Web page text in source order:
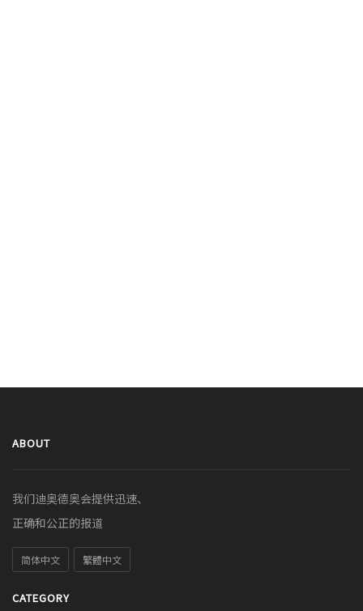
ABOUT
我们迪奥德奥会提供迅速、
正确和公正的报道
简体中文 繁體中文
CATEGORY